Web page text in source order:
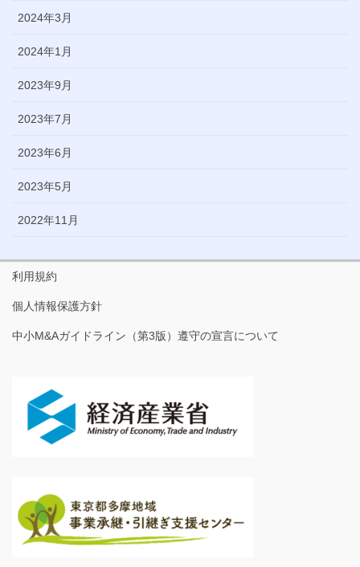
2024年3月
2024年1月
2023年9月
2023年7月
2023年6月
2023年5月
2022年11月
利用規約
個人情報保護方針
中小M&Aガイドライン（第3版）遵守の宣言について